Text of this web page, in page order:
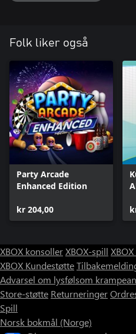
Folk liker også
Party Arcade
Enhanced Edition
kr 204,00
XBOX konsollerXBOX-spill
XBOX Kundestøtte
Advarsel om lysfølsom
Store-støtte Returneringer
Spill
Norsk bokmål (Norge)